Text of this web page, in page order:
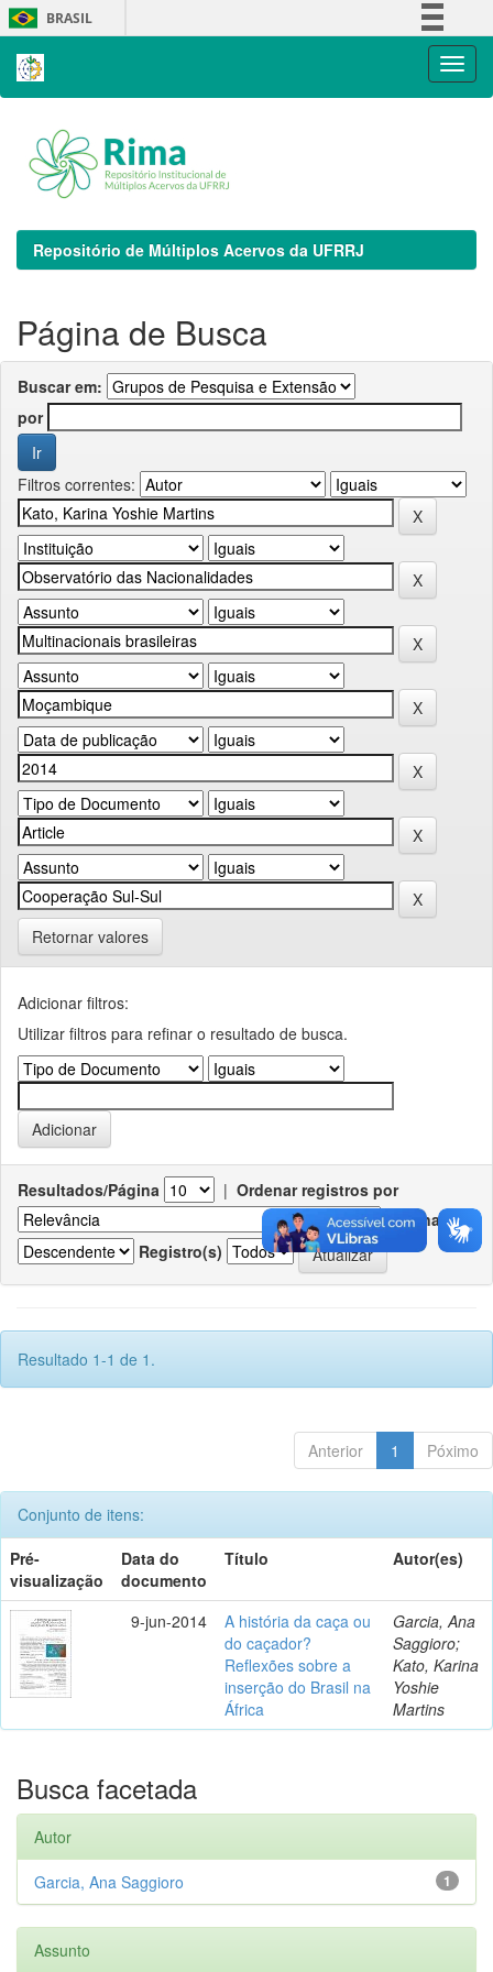
Skip
navigation
BRASIL
Repositório de Múltiplos Acervos da UFRRJ
Página de Busca
Buscar em:
por
Filtros correntes:
Retornar valores
Adicionar filtros:
Utilizar filtros para refinar o resultado de busca.
Resultados/Página | Ordenar registros por
Ordenar
Registro(s)
Resultado 1-1 de 1.
Anterior 1 Póximo
Conjunto de itens:
Pré-
visualização
Data do
documento
Título Autor(es)
9-jun-2014
A história da caça ou
do caçador?
Reflexões sobre a
inserção do Brasil na
África
Garcia, Ana
Saggioro;
Kato, Karina
Yoshie
Martins
Busca facetada
Autor
1
Garcia, Ana Saggioro
Assunto